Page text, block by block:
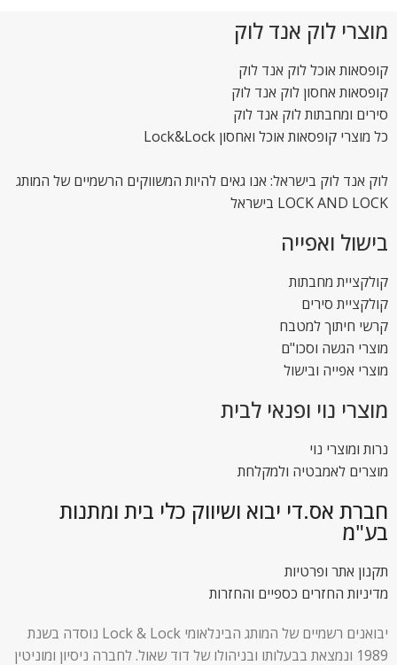
מוצרי לוק אנד לוק
קופסאות אוכל לוק אנד לוק
קופסאות אחסון לוק אנד לוק
סירים ומחבתות לוק אנד לוק
כל מוצרי קופסאות אוכל ואחסון Lock&Lock
לוק אנד לוק בישראל: אנו גאים להיות המשווקים הרשמיים של המותג
LOCK AND LOCK בישראל
בישול ואפייה
קולקציית מחבתות
קולקציית סירים
קרשי חיתוך למטבח
מוצרי הגשה וסכו"ם
מוצרי אפייה ובישול
מוצרי נוי ופנאי לבית
נרות ומוצרי נוי
מוצרים לאמבטיה ולמקלחת
חברת אס.די יבוא ושיווק כלי בית ומתנות
בע"מ
תקנון אתר ופרטיות
מדיניות החזרים כספיים והחזרות
יבואנים רשמיים של המותג הבינלאומי Lock & Lock נוסדה בשנת
1989 ונמצאת בבעלותו ובניהולו של דוד שאול. לחברה ניסיון ומוניטין